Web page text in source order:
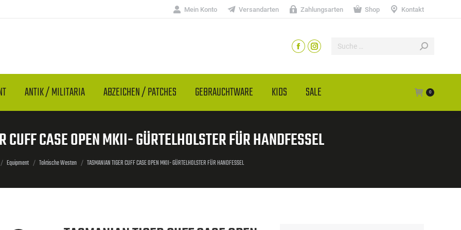
Mein Konto Versandarten Zahlungsarten Shop Kontakt
ANTIK / MILITARIA ABZEICHEN / PATCHES GEBRAUCHTWARE KIDS SALE 0
CASE OPEN MKII- GÜRTELHOLSTER FÜR HANDFESSEL
sich hier:
Equipment Taktische Westen TASMANIAN TIGER CUFF CASE OPEN MKII- GÜRTELHOLSTER FÜR HANDFESSEL